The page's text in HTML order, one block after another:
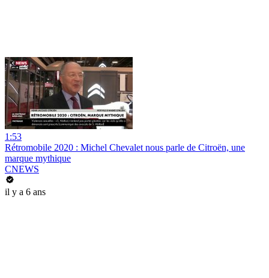
1:53
Rétromobile 2020 : Michel Chevalet nous parle de Citroën, une
marque mythique
CNEWS
il y a 6 ans